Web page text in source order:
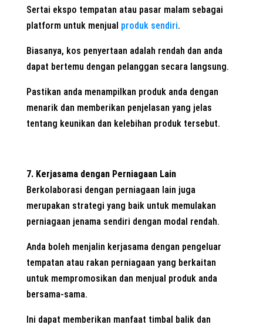
Sertai ekspo tempatan atau pasar malam sebagai
platform untuk menjual produk sendiri.
Biasanya, kos penyertaan adalah rendah dan anda
dapat bertemu dengan pelanggan secara langsung.
Pastikan anda menampilkan produk anda dengan
menarik dan memberikan penjelasan yang jelas
tentang keunikan dan kelebihan produk tersebut.
7. Kerjasama dengan Perniagaan Lain
Berkolaborasi dengan perniagaan lain juga
merupakan strategi yang baik untuk memulakan
perniagaan jenama sendiri dengan modal rendah.
Anda boleh menjalin kerjasama dengan pengeluar
tempatan atau rakan perniagaan yang berkaitan
untuk mempromosikan dan menjual produk anda
bersama-sama.
Ini dapat memberikan manfaat timbal balik dan